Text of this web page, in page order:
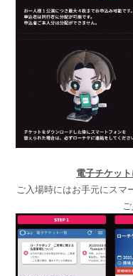
電子チケッ
ご入場時にはお手元にスマ